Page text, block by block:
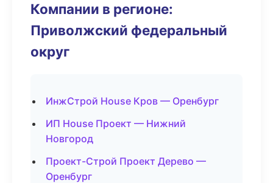
Компании в регионе:
Приволжский федеральный
округ
ИнжСтрой House Кров — Оренбург
ИП House Проект — Нижний
Новгород
Проект-Строй Проект Дерево —
Оренбург